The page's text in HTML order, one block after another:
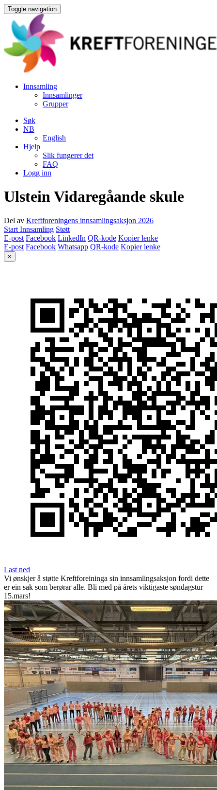
Toggle navigation
Innsamling
Innsamlinger
Grupper
Søk
NB
English
Hjelp
Slik fungerer det
FAQ
Logg inn
Ulstein Vidaregåande skule
Del av Kreftforeningens innsamlingsaksjon 2026
Start Innsamling Støtt
E-post Facebook LinkedIn QR-kode Kopier lenke
E-post Facebook Whatsapp QR-kode Kopier lenke
×
Last ned
Vi ønskjer å støtte Kreftforeininga sin innsamlingsaksjon fordi dette
er ein sak som berørar alle. Bli med på årets viktigaste søndagstur
15.mars!